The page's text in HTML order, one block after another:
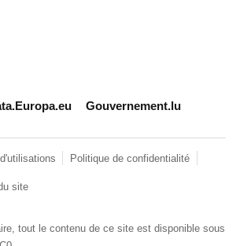
de data.public.lu
Gouvernement.lu
Politique de confidentialité
site
tout le contenu de ce site est disponible sous